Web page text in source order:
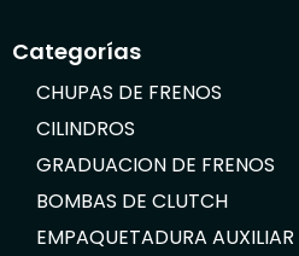
Categorías
CHUPAS DE FRENOS
CILINDROS
GRADUACION DE FRENOS
BOMBAS DE CLUTCH
EMPAQUETADURA